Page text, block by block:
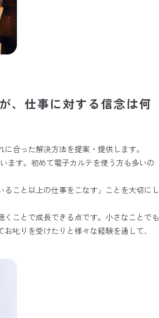
、仕事に対する信念は何
合った解決方法を提案・提供します。
ます。初めて電子カルテを使う方も多いの
こと以上の仕事をこなす」ことを大切にし
ことで成長できる点です。小さなことでも
叱りを受けたりと様々な経験を通して、